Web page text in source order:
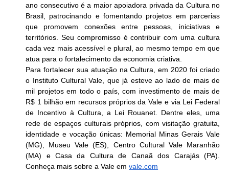
ano consecutivo é a maior apoiadora privada da Cultura no
Brasil, patrocinando e fomentando projetos em parcerias
que promovem conexões entre pessoas, iniciativas e
territórios. Seu compromisso é contribuir com uma cultura
cada vez mais acessível e plural, ao mesmo tempo em que
atua para o fortalecimento da economia criativa.
Para fortalecer sua atuação na Cultura, em 2020 foi criado
o Instituto Cultural Vale, que já esteve ao lado de mais de
mil projetos em todo o país, com investimento de mais de
R$ 1 bilhão em recursos próprios da Vale e via Lei Federal
de Incentivo à Cultura, a Lei Rouanet. Dentre eles, uma
rede de espaços culturais próprios, com visitação gratuita,
identidade e vocação únicas: Memorial Minas Gerais Vale
(MG), Museu Vale (ES), Centro Cultural Vale Maranhão
(MA) e Casa da Cultura de Canaã dos Carajás (PA).
Conheça mais sobre a Vale em vale.com